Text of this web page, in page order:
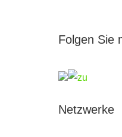
Folgen Sie
Netzwerke